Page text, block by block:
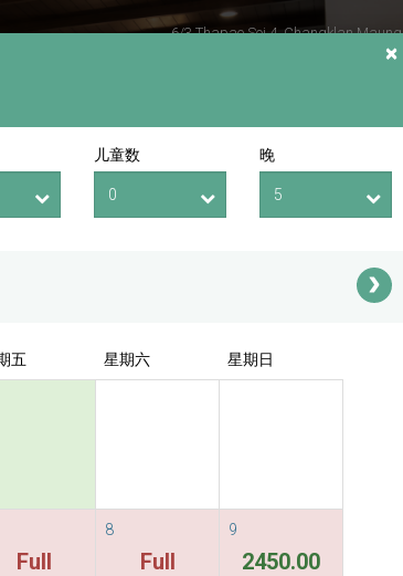
6/3 Thapae Soi 4, Changklan Maung
pick up service
×
儿童数 晚
五 星期六 星期日
Full
8
Full
9
2450.00